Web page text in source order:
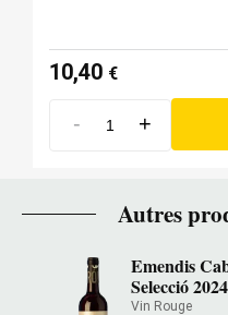
10,40 €
- +
Autres
Emendis
Selecció 2024
Vin Rouge